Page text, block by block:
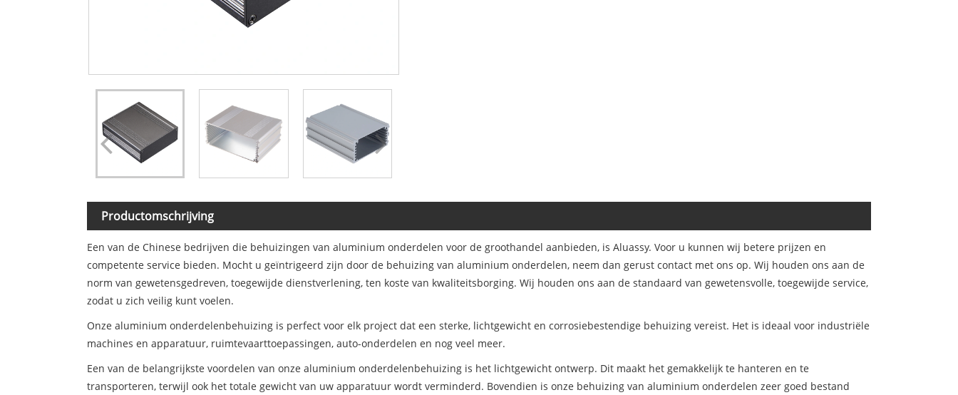
Productomschrijving
Een van de Chinese bedrijven die behuizingen van aluminium onderdelen voor de groothandel aanbieden, is Aluassy. Voor u kunnen wij betere prijzen en
competente service bieden. Mocht u geïntrigeerd zijn door de behuizing van aluminium onderdelen, neem dan gerust contact met ons op. Wij houden ons aan de
norm van gewetensgedreven, toegewijde dienstverlening, ten koste van kwaliteitsborging. Wij houden ons aan de standaard van gewetensvolle, toegewijde service,
zodat u zich veilig kunt voelen.
Onze aluminium onderdelenbehuizing is perfect voor elk project dat een sterke, lichtgewicht en corrosiebestendige behuizing vereist. Het is ideaal voor industriële
machines en apparatuur, ruimtevaarttoepassingen, auto-onderdelen en nog veel meer.
Een van de belangrijkste voordelen van onze aluminium onderdelenbehuizing is het lichtgewicht ontwerp. Dit maakt het gemakkelijk te hanteren en te
transporteren, terwijl ook het totale gewicht van uw apparatuur wordt verminderd. Bovendien is onze behuizing van aluminium onderdelen zeer goed bestand